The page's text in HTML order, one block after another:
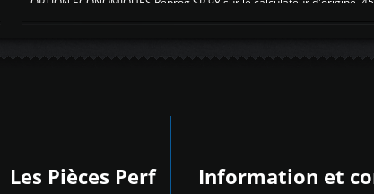
Les Pièces Perf Information et